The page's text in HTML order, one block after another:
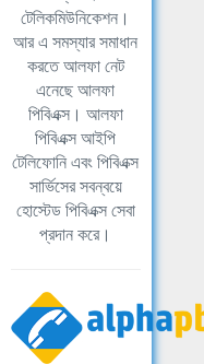
টেলিকমিউনিকেশন।
আর এ সমস্যার সমাধান
করতে আলফা নেট
এনেছে আলফা
পিবিএক্স। আলফা
পিবিএক্স আইপি
টেলিফোনি এবং পিবিএক্স
সার্ভিসের সবন্বয়ে
হোস্টেড পিবিএক্স সেবা
প্রদান করে।